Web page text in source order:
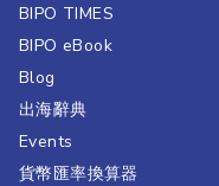
BIPO TIMES
BIPO eBook
Blog
出海辭典
Events
貨幣匯率換算器